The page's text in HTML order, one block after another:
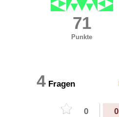
71
Punkte
4 Fragen
0 0